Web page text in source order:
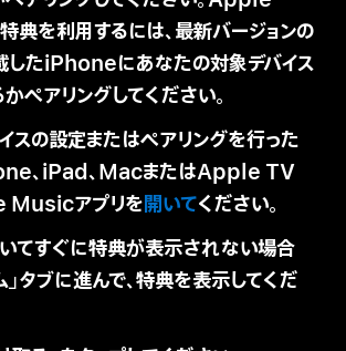
を利用するには、最新バージョンの
たiPhoneにあなたの対象デバイス
ペアリングしてください。
スの設定またはペアリングを行った
、iPad、MacまたはApple TV
Musicアプリを開いてください。
てすぐに特典が表示されない場合
」タブに進んで、特典を表示してくだ